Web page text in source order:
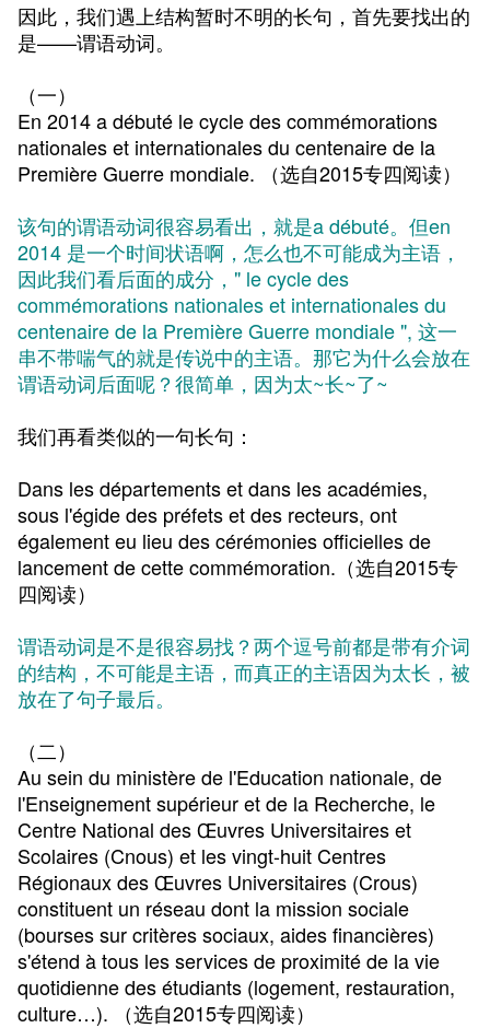
因此，我们遇上结构暂时不明的长句，首先要找出的
是——谓语动词。
（一）
En 2014 a débuté le cycle des commémorations
nationales et internationales du centenaire de la
Première Guerre mondiale.
（选自2015专四阅读）
该句的谓语动词很容易看出，就是a débuté。但en
2014 是一个时间状语啊，怎么也不可能成为主语，
因此我们看后面的成分，" le cycle des
commémorations nationales et internationales du
centenaire de la Première Guerre mondiale ", 这一
串不带喘气的就是传说中的主语。那它为什么会放在
谓语动词后面呢？很简单，因为太~长~了~
我们再看类似的一句长句：
Dans les départements et dans les académies,
sous l'égide des préfets et des recteurs, ont
également eu lieu des cérémonies officielles de
lancement de cette commémoration. （选自2015专
四阅读）
谓语动词是不是很容易找？两个逗号前都是带有介词
的结构，不可能是主语，而真正的主语因为太长，被
放在了句子最后。
（二）
Au sein du ministère de l'Education nationale, de
l'Enseignement supérieur et de la Recherche, le
Centre National des Œuvres Universitaires et
Scolaires (Cnous) et les vingt-huit Centres
Régionaux des Œuvres Universitaires (Crous)
constituent un réseau dont la mission sociale
(bourses sur critères sociaux, aides financières)
s'étend à tous les services de proximité de la vie
quotidienne des étudiants (logement, restauration,
culture…).
（选自2015专四阅读）